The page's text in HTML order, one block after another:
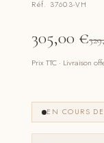
Réf. 37603-VH
305,00 €
Prix TTC · Livraison
EN COURS